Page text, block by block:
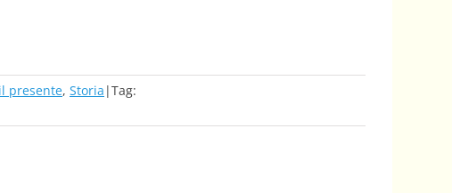
presente, Storia |Tag: